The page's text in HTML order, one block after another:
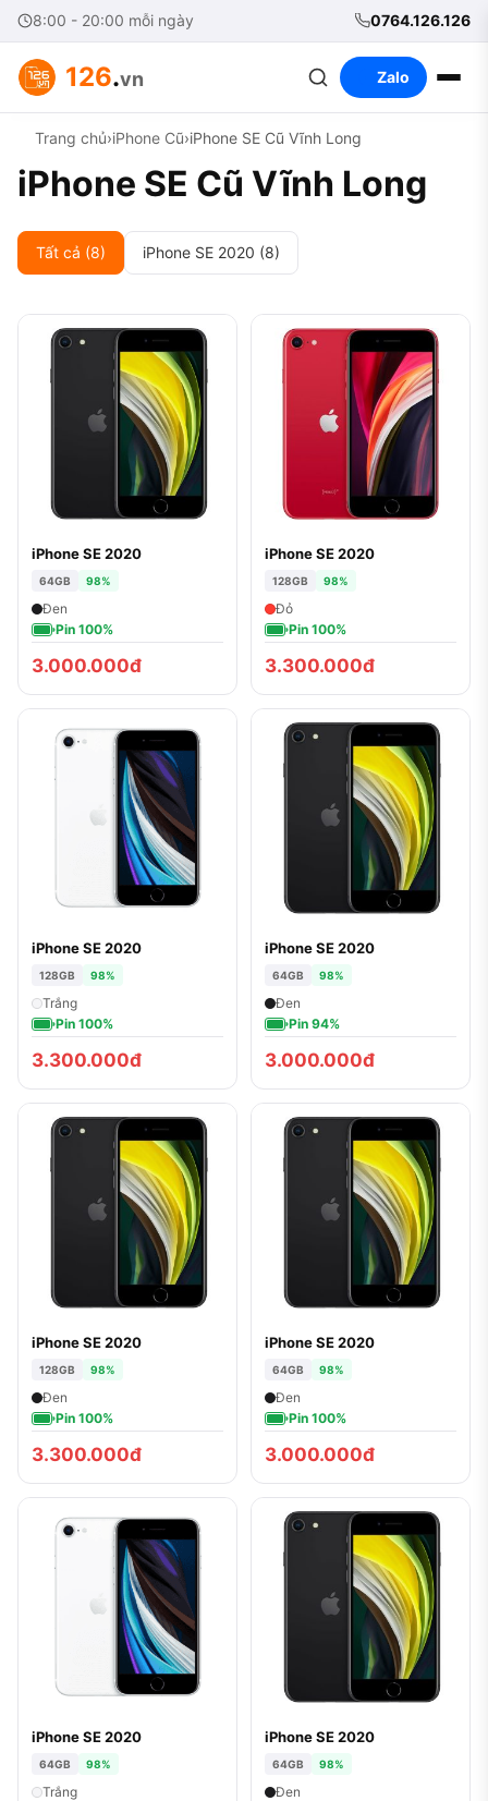
8:00 - 20:00 mỗi ngày 0764.126.126
126.vn Zalo
Trang chủ›iPhone Cũ›iPhone SE Cũ Vĩnh Long
iPhone SE Cũ Vĩnh Long
Tất cả (8) iPhone SE 2020 (8)
iPhone SE 2020
64GB 98%
Đen
Pin 100%
3.000.000đ
iPhone SE 2020
128GB 98%
Đỏ
Pin 100%
3.300.000đ
iPhone SE 2020
128GB 98%
Trắng
Pin 100%
3.300.000đ
iPhone SE 2020
64GB 98%
Đen
Pin 94%
3.000.000đ
iPhone SE 2020
128GB 98%
Đen
Pin 100%
3.300.000đ
iPhone SE 2020
64GB 98%
Đen
Pin 100%
3.000.000đ
iPhone SE 2020
64GB 98%
Trắng
iPhone SE 2020
64GB 98%
Đen